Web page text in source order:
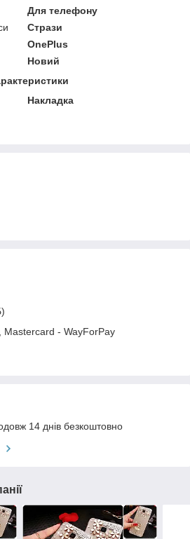
Для телефону
Стрази
OnePlus
Новий
Накладка
- WayForPay
14 днів безкоштовно